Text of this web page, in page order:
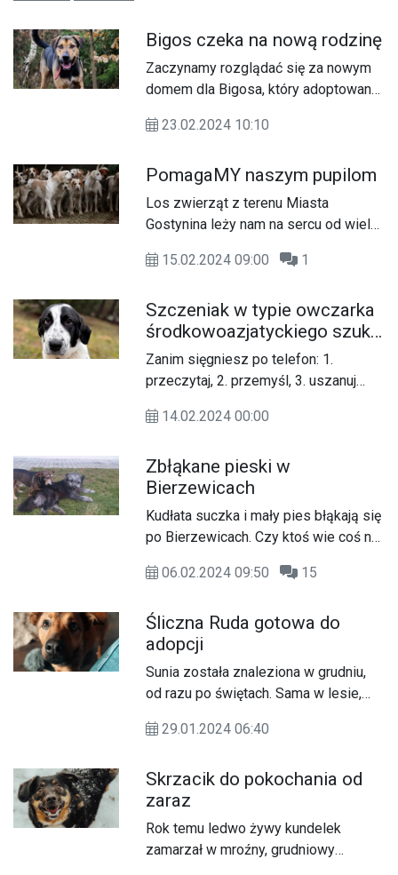
Bigos czeka na nową rodzinę
Zaczynamy rozglądać się za nowym
domem dla Bigosa, który adoptowany
ponad dwóch latach wrócił z adopcji.
23.02.2024 10:10
PomagaMY naszym pupilom
Los zwierząt z terenu Miasta
Gostynina leży nam na sercu od wielu
przeznaczanych na walkę z ich
sukcesywnie zwiększana tak, aby
zadbać o jak największą liczbę
czworonogów.
15.02.2024 09:00 1
Szczeniak w typie owczarka
środkowoazjatyckiego szuka
odpowiedzialnych opiekunów
Zanim sięgniesz po telefon: 1.
przeczytaj, 2. przemyśl, 3. uszanuj
14.02.2024 00:00
Zbłąkane pieski w
Bierzewicach
Kudłata suczka i mały pies błąkają się
po Bierzewicach. Czy ktoś wie coś na
06.02.2024 09:50
15
Śliczna Ruda gotowa do
adopcji
Sunia została znaleziona w grudniu,
od razu po świętach. Sama w lesie,
przemierzała pustkowia w
znalazła...
29.01.2024 06:40
Skrzacik do pokochania od
zaraz
Rok temu ledwo żywy kundelek
zamarzał w mroźny, grudniowy